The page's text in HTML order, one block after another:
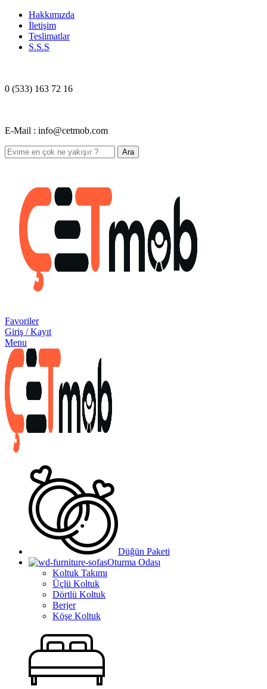
Hakkımızda
İletişim
Teslimatlar
S.S.S
0 (533) 163 72 16
E-Mail : info@cetmob.com
Ara
Favoriler
Giriş / Kayıt
Menu
Düğün Paketi
Oturma Odası
Koltuk Takımı
Üçlü Koltuk
Dörtlü Koltuk
Berjer
Köşe Koltuk